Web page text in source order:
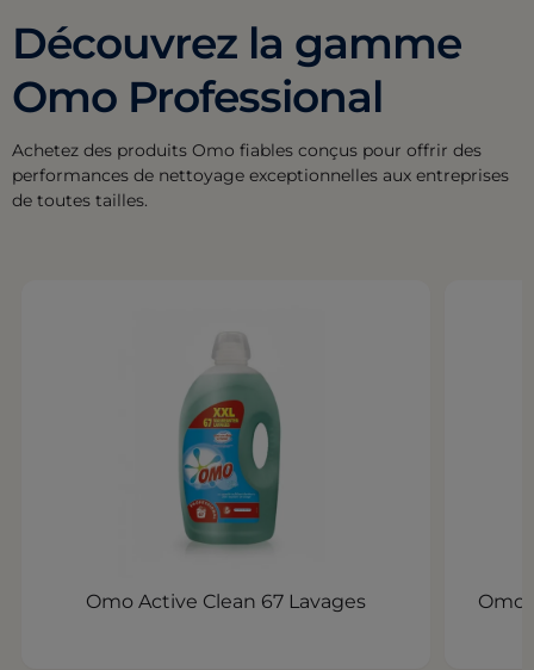
Découvrez la gamme
Omo Professional
Achetez des produits Omo fiables conçus pour offrir des
performances de nettoyage exceptionnelles aux entreprises
de toutes tailles.
Omo Active Clean 67 Lavages Omo